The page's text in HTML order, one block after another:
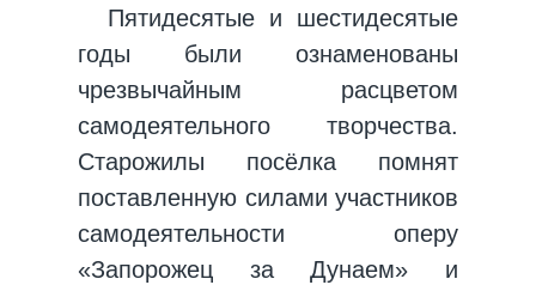
Пятидесятые и шестидесятые
годы были ознаменованы
чрезвычайным расцветом
самодеятельного творчества.
Старожилы посёлка помнят
поставленную силами участников
самодеятельности оперу
«Запорожец за Дунаем» и